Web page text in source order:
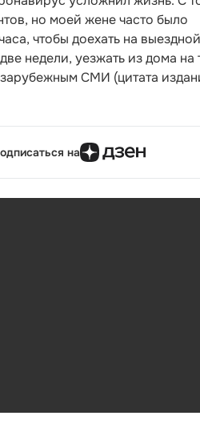
но моей жене часто было
чтобы доехать на выездной
недели, уезжать из дома на
зарубежным СМИ (цитата
на